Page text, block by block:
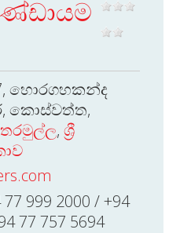
හොරගහකන්ද
කොස්වත්ත,
, ශ්‍රී
77 999 2000 / +94
77 757 5694